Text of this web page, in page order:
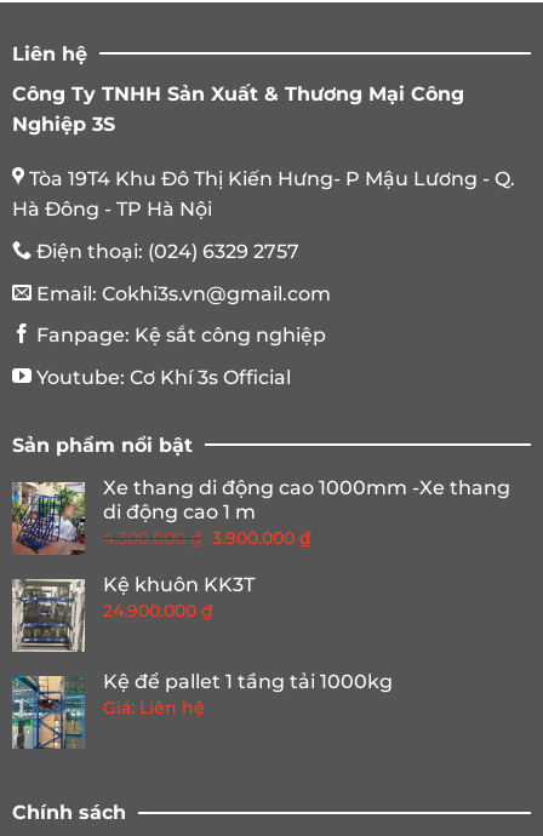
Liên hệ
Công Ty TNHH Sản Xuất & Thương Mại Công
Nghiệp 3S
Tòa 19T4 Khu Đô Thị Kiến Hưng- P Mậu Lương - Q.
Hà Đông - TP Hà Nội
Điện thoại: (024) 6329 2757
Email: Cokhi3s.vn@gmail.com
Fanpage: Kệ sắt công nghiệp
Youtube: Cơ Khí 3s Official
Sản phẩm nổi bật
Xe thang di động cao 1000mm -Xe thang
di động cao 1 m
4.300.000 ₫ Giá
là:
4.300.000 ₫.
3.900.000₫Giá
Kệ khuôn KK3T
24.900.000 ₫
Kệ để pallet 1 tầng tải 1000kg
Giá: Liên hệ
Chính sách